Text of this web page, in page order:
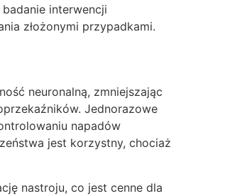
interwencji
złożonymi przypadkami.
neuronalną, zmniejszając
Jednorazowe
napadów
jest korzystny, chociaż
nastroju, co jest cenne dla